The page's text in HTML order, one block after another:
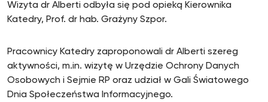
Wizyta dr Alberti odbyła się pod opieką Kierownika
Katedry, Prof. dr hab. Grażyny Szpor.
Pracownicy Katedry zaproponowali dr Alberti szereg
aktywności, m.in. wizytę w Urzędzie Ochrony Danych
Osobowych i Sejmie RP oraz udział w Gali Światowego
Dnia Społeczeństwa Informacyjnego.